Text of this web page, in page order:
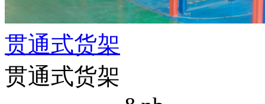
贯通式货架
贯通式货架